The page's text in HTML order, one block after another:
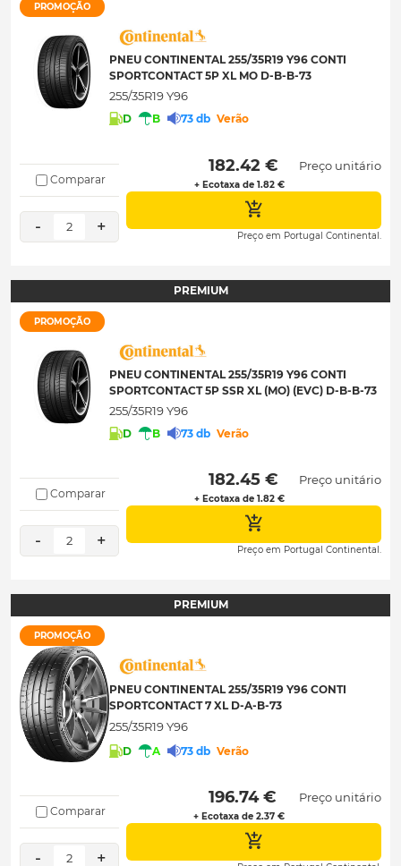
PROMOÇÃO
PNEU CONTINENTAL 255/35R19 Y96 CONTI
SPORTCONTACT 5P XL MO D-B-B-73
255/35R19 Y96
D B 73 db Verão
Comparar
- 2 +
182.42 €
+ Ecotaxa de 1.82 €
Preço unitário
Preço em Portugal Continental.
PREMIUM
PROMOÇÃO
PNEU CONTINENTAL 255/35R19 Y96 CONTI
SPORTCONTACT 5P SSR XL (MO) (EVC) D-B-B-73
255/35R19 Y96
D B 73 db Verão
Comparar
- 2 +
182.45 €
+ Ecotaxa de 1.82 €
Preço unitário
Preço em Portugal Continental.
PREMIUM
PROMOÇÃO
PNEU CONTINENTAL 255/35R19 Y96 CONTI
SPORTCONTACT 7 XL D-A-B-73
255/35R19 Y96
D A 73 db Verão
Comparar
- 2 +
196.74 €
+ Ecotaxa de 2.37 €
Preço unitário